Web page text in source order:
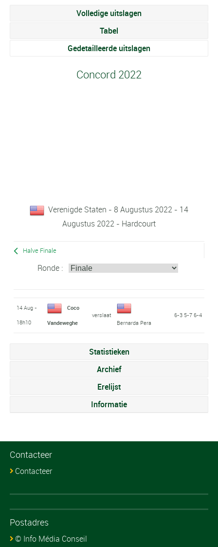
Volledige uitslagen
Tabel
Gedetailleerde uitslagen
Concord 2022
Verenigde Staten - 8 Augustus 2022 - 14
Augustus 2022 - Hardcourt
Halve Finale
Ronde :
14 Aug -
18h10
Coco
Vandeweghe
verslaat
Bernarda Pera
6-3 5-7 6-4
Statistieken
Archief
Erelijst
Informatie
Contacteer
Contacteer
Postadres
© Info Média Conseil